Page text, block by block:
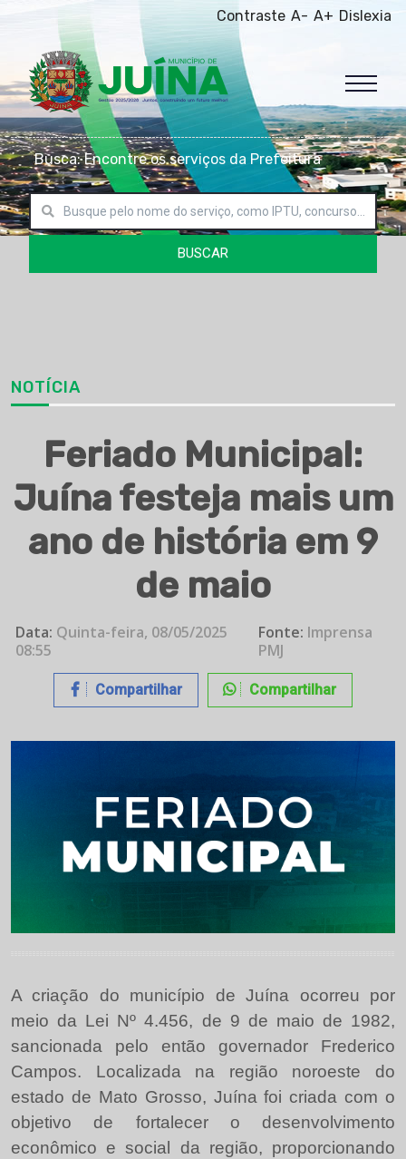
Contraste A- A+ Dislexia
Busca: Encontre os serviços da Prefeitura
BUSCAR
NOTÍCIA
Feriado Municipal:
Juína festeja mais um
ano de história em 9
de maio
Data: Quinta-feira, 08/05/2025
08:55
Fonte: Imprensa
PMJ
Compartilhar Compartilhar
A criação do município de Juína ocorreu por
meio da Lei Nº 4.456, de 9 de maio de 1982,
sancionada pelo então governador Frederico
Campos. Localizada na região noroeste do
estado de Mato Grosso, Juína foi criada com o
objetivo de fortalecer o desenvolvimento
econômico e social da região, proporcionando